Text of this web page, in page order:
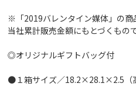
※「2019バレンタイン媒体」の商
当社累計販売金額にもとづくもので
◎オリジナルギフトバッグ付
●１箱サイズ／18.2×28.1×2.5（